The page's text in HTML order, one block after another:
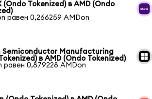
(Ondo Tokenized) в AMD (Ondo
равен 0,266259 AMDon
Semiconductor Manufacturing
в AMD (Ondo Tokenized)
равен 0,879228 AMDon